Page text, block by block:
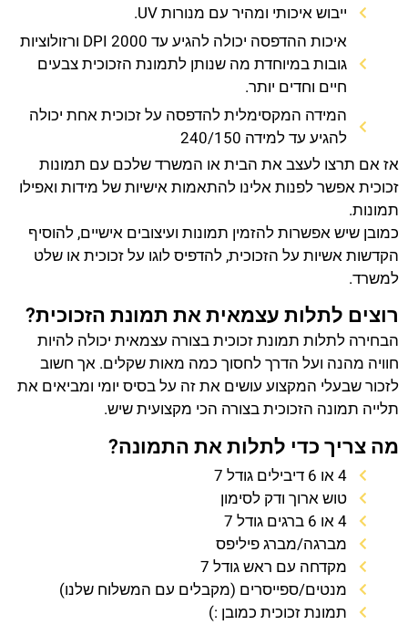
ייבוש איכותי ומהיר עם מנורות UV.
איכות ההדפסה יכולה להגיע עד 2000 DPI ורזולוציות
גובות במיוחדת מה שנותן לתמונת הזכוכית צבעים
חיים וחדים יותר.
המידה המקסימלית להדפסה על זכוכית אחת יכולה
להגיע עד למידה 240/150
אז אם תרצו לעצב את הבית או המשרד שלכם עם תמונות
זכוכית אפשר לפנות אלינו להתאמות אישיות של מידות ואפילו
תמונות.
כמובן שיש אפשרות להזמין תמונות ועיצובים אישיים, להוסיף
הקדשות אשיות על הזכוכית, להדפיס לוגו על זכוכית או שלט
למשרד.
רוצים לתלות עצמאית את תמונת הזכוכית?
הבחירה לתלות תמונת זכוכית בצורה עצמאית יכולה להיות
חוויה מהנה ועל הדרך לחסוך כמה מאות שקלים. אך חשוב
לזכור שבעלי המקצוע עושים את זה על בסיס יומי ומביאים את
תלייה תמונה הזכוכית בצורה הכי מקצועית שיש.
מה צריך כדי לתלות את התמונה?
4 או 6 דיבילים גודל 7
טוש ארוך ודק לסימון
4 או 6 ברגים גודל 7
מברגה/מברג פיליפס
מקדחה עם ראש גודל 7
מנטים/ספייסרים (מקבלים עם המשלוח שלנו)
תמונת זכוכית כמובן :)